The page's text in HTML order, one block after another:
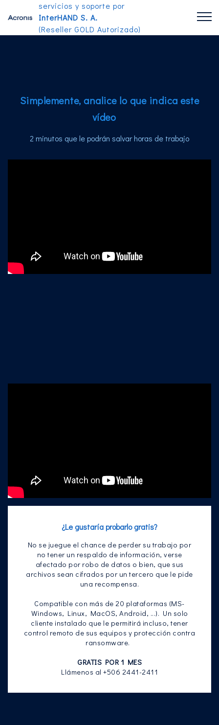
servicios y soporte por
InterHAND S. A.
(Reseller GOLD Autorizado)
Simplemente, analice lo que indica este
vídeo
2 minutos que le podrán salvar horas de trabajo
¿Le gustaría probarlo gratis?
No se juegue el chance de perder su trabajo por
no tener un respaldo de información, verse
afectado por robo de datos o bien, que sus
archivos sean cifrados por un tercero que le pide
una recompensa.
Compatible con más de 20 plataformas (MS-
Windows, Linux, MacOS, Android, ...). Un solo
cliente instalado que le permitirá incluso, tener
control remoto de sus equipos y protección contra
ransomware.
GRATIS POR 1 MES
Llámenos al +506 2441-2411